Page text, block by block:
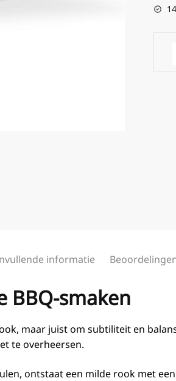
informatie
BBQ-smaken
maar juist om subtiliteit en
te overheersen.
ontstaat een milde rook met